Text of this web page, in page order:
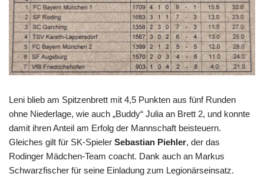
Leni blieb am Spitzenbrett mit 4,5 Punkten aus fünf Runden
ohne Niederlage, wie auch „Buddy“ Julia an Brett 2, und konnte
damit ihren Anteil am Erfolg der Mannschaft beisteuern.
Gleiches gilt für SK-Spieler Sebastian Piehler, der das
Rodinger Mädchen-Team coacht. Dank auch an Markus
Schwarzfischer für seine Einladung zum Legionärseinsatz.